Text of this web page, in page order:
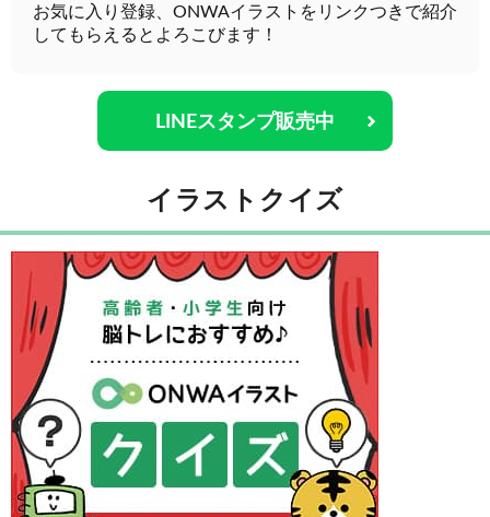
お気に入り登録、ONWAイラストをリンクつきで紹介
してもらえるとよろこびます！
LINEスタンプ販売中
イラストクイズ